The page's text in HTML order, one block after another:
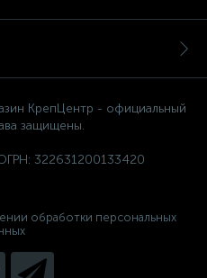
КрепЦентр - официальный
защищены.
322631200133420
обработки персональных